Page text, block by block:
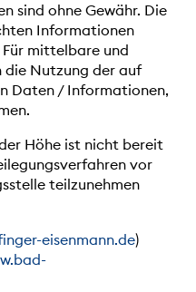
sind ohne Gewähr. Die
Informationen
mittelbare und
die Nutzung der auf
Daten / Informationen,
Höhe ist nicht bereit
vor
teilzunehmen
eisenmann.de)